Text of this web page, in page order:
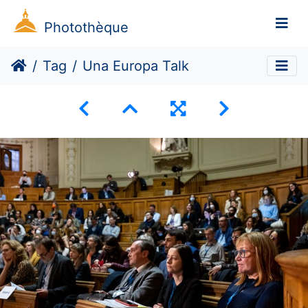
Photothèque
Tag Una Europa Talk